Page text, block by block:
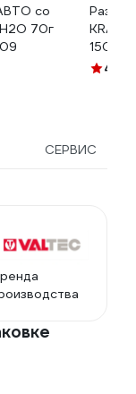
со
70г
150/34
4.8
СЕРВИС